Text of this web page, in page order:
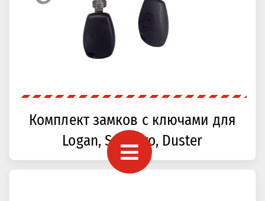
Комплект замков с ключами для
Logan, Sandero, Duster